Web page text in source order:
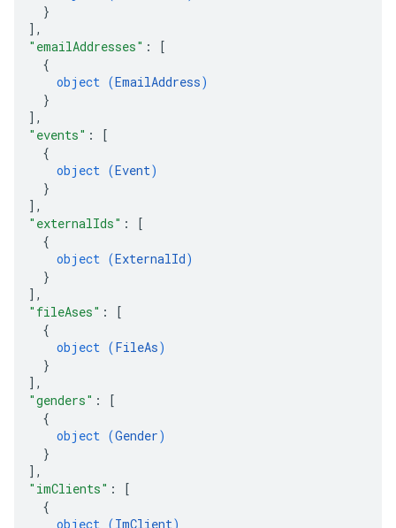
}
] ,
"emailAddresses" :
[
{
object (EmailAddress)
}
] ,
"events" :
[
{
object (Event)
}
] ,
"externalIds" :
[
{
object (ExternalId)
}
] ,
"fileAses" :
[
{
object (FileAs)
}
] ,
"genders" :
[
{
object (Gender)
}
] ,
"imClients" :
[
{
object (ImClient)